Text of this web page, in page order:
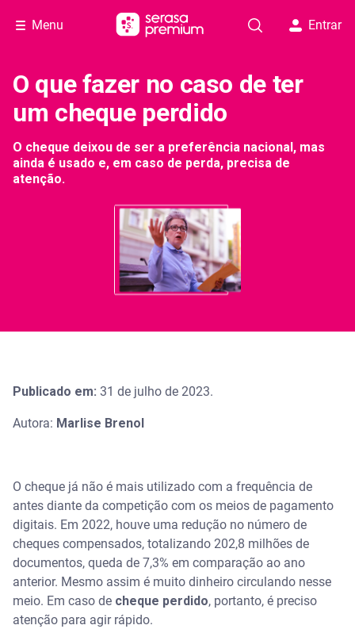
Menu Entrar
O que fazer no caso de ter
um cheque perdido
O cheque deixou de ser a preferência nacional, mas
ainda é usado e, em caso de perda, precisa de
atenção.
Publicado em: 31 de julho de 2023.
Autora: Marlise Brenol
O cheque já não é mais utilizado com a frequência de
antes diante da competição com os meios de pagamento
digitais. Em 2022, houve uma redução no número de
cheques compensados, totalizando 202,8 milhões de
documentos, queda de 7,3% em comparação ao ano
anterior. Mesmo assim é muito dinheiro circulando nesse
meio. Em caso de cheque perdido, portanto, é preciso
atenção para agir rápido.